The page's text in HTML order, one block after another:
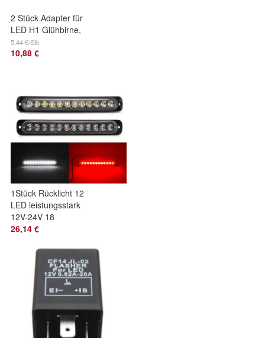
2 Stück Adapter für
LED H1 Glühbirne,
Honda Odyssey,
CIVIC, CRV Off-
5,44 €/Stk
10,88 €
1Stück Rücklicht 12
LED leistungsstark
12V-24V 18
Betriebsarten Rot
26,14 €